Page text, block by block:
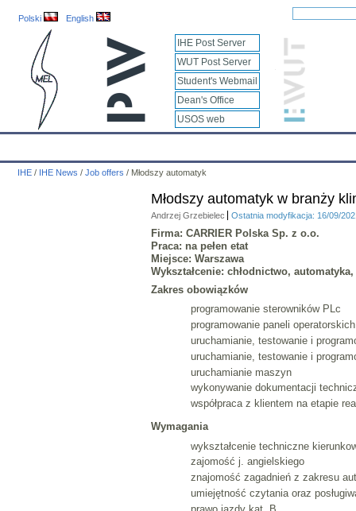
Polski English
IHE Post Server
WUT Post Server
Student's Webmail
Dean's Office
USOS web
IHE / IHE News / Job offers / Młodszy automatyk
Młodszy automatyk w branży
Andrzej Grzebielec Ostatnia modyfikacja: 16/09/
Firma: CARRIER Polska Sp. z o.o.
Praca: na pełen etat
Miejsce: Warszawa
Wykształcenie: chłodnictwo,
Zakres obowiązków
programowanie sterowników PLc
programowanie paneli
uruchamianie, testowanie i
uruchamianie, testowanie i
uruchamianie maszyn
wykonywanie dokumentacji
współpraca z klientem na etapie
Wymagania
wykształcenie techniczne
zajomość j. angielskiego
znajomość zagadnień z zakresu
umiejętność czytania oraz